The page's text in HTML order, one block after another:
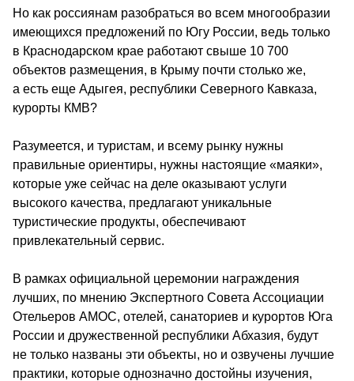
Но как россиянам разобраться во всем многообразии
имеющихся предложений по Югу России, ведь только
в Краснодарском крае работают свыше 10 700
объектов размещения, в Крыму почти столько же,
а есть еще Адыгея, республики Северного Кавказа,
курорты КМВ?
Разумеется, и туристам, и всему рынку нужны
правильные ориентиры, нужны настоящие «маяки»,
которые уже сейчас на деле оказывают услуги
высокого качества, предлагают уникальные
туристические продукты, обеспечивают
привлекательный сервис.
В рамках официальной церемонии награждения
лучших, по мнению Экспертного Совета Ассоциации
Отельеров АМОС, отелей, санаториев и курортов Юга
России и дружественной республики Абхазия, будут
не только названы эти объекты, но и озвучены лучшие
практики, которые однозначно достойны изучения,